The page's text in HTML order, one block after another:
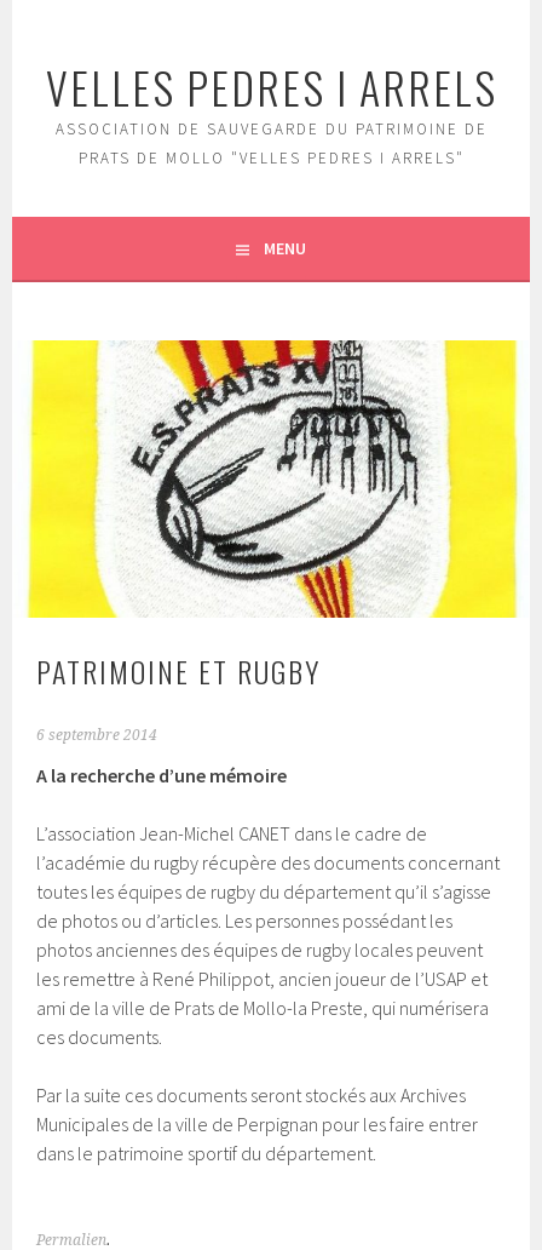
contenu
principal
VELLES PEDRES I ARRELS
ASSOCIATION DE SAUVEGARDE DU PATRIMOINE DE
PRATS DE MOLLO "VELLES PEDRES I ARRELS"
MENU
PATRIMOINE ET RUGBY
6 septembre 2014
A la recherche d’une mémoire
L’association Jean-Michel CANET dans le cadre de
l’académie du rugby récupère des documents concernant
toutes les équipes de rugby du département qu’il s’agisse
de photos ou d’articles. Les personnes possédant les
photos anciennes des équipes de rugby locales peuvent
les remettre à René Philippot, ancien joueur de l’USAP et
ami de la ville de Prats de Mollo-la Preste, qui numérisera
ces documents.
Par la suite ces documents seront stockés aux Archives
Municipales de la ville de Perpignan pour les faire entrer
dans le patrimoine sportif du département.
Permalien.